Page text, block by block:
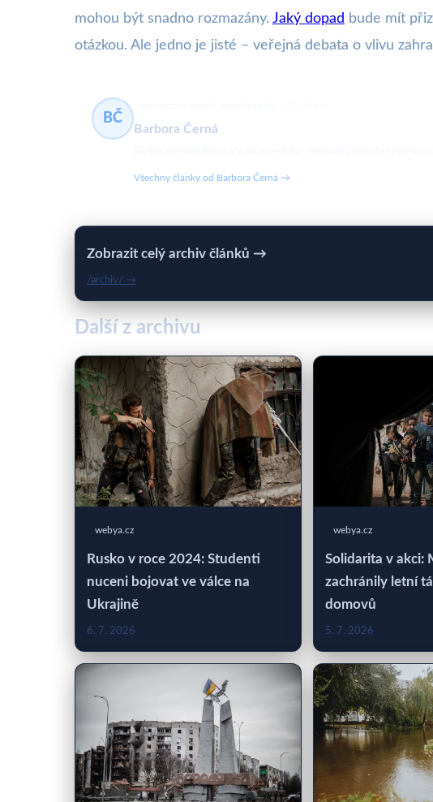
mohou být snadno rozmazány. Jaký dopad bude mít
otázkou. Ale jedno je jisté – veřejná debata o vlivu
BČ
Barbora Černá
Všechny články od Barbora Černá →
Zobrazit celý archiv článků →
/archiv/ →
Další z archivu
webya.cz
Rusko v roce 2024: Studenti
nuceni bojovat ve válce na
Ukrajině
6. 7. 2026
webya.cz
Solidarita v akci:
zachránily letní
domovů
5. 7. 2026